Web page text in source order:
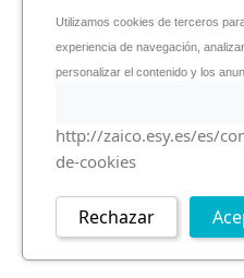
Utilizamos cookies de terceros
experiencia de navegación,
personalizar el contenido y los
http://zaico.esy.es/es/
de-cookies
Rechazar